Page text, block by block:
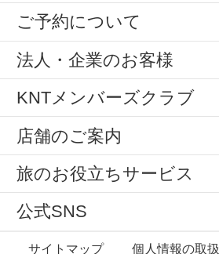
ご予約について
法人・企業のお客様
KNTメンバーズクラブ
店舗のご案内
旅のお役立ちサービス
公式SNS
サイトマップ 個人情報の取扱